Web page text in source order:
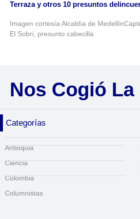
Terraza y otros 10 presuntos
Imagen cortesía Alcaldía de
El Sobri, presunto cabecilla
Nos Cogió La
Categorías
Antioquia
Ciencia
Colombia
Columnistas